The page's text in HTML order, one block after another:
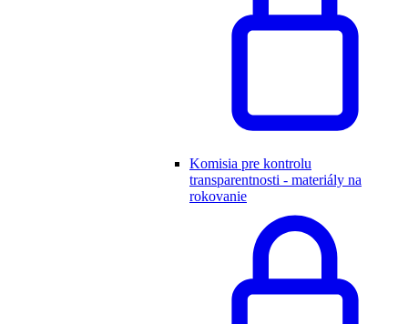
Komisia pre kontrolu
transparentnosti - materiály na
rokovanie